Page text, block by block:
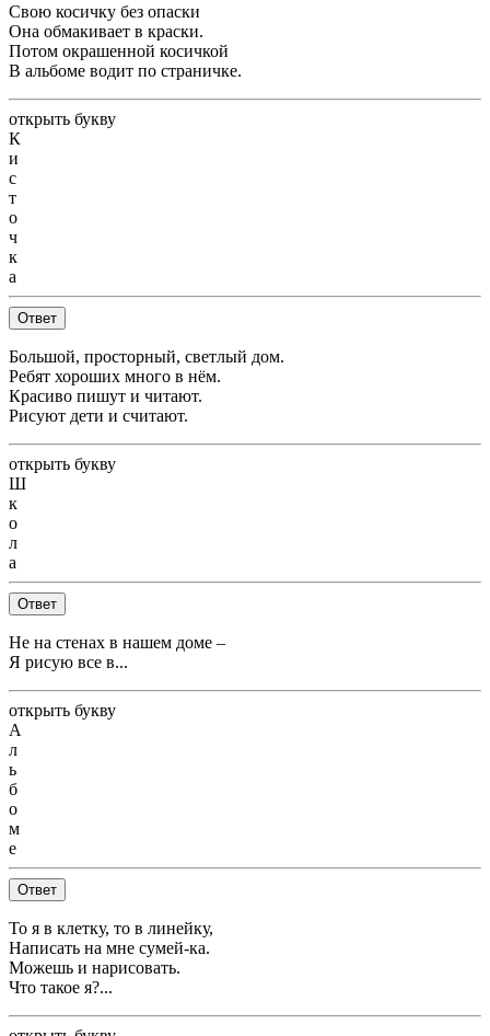
Свою косичку без опаски
Она обмакивает в краски.
Потом окрашенной косичкой
В альбоме водит по страничке.
открыть букву
К
и
с
т
о
ч
к
а
Ответ
Большой, просторный, светлый дом.
Ребят хороших много в нём.
Красиво пишут и читают.
Рисуют дети и считают.
открыть букву
Ш
к
о
л
а
Ответ
Не на стенах в нашем доме –
Я рисую все в...
открыть букву
А
л
ь
б
о
м
е
Ответ
То я в клетку, то в линейку,
Написать на мне сумей-ка.
Можешь и нарисовать.
Что такое я?...